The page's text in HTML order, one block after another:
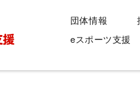
団体情報
eスポーツ支援